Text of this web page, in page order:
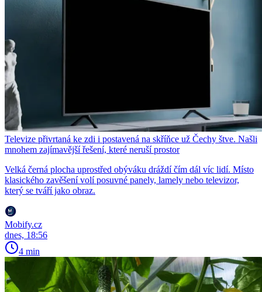
Televize přivrtaná ke zdi i postavená na skříňce už Čechy štve. Našli
mnohem zajímavější řešení, které neruší prostor
Velká černá plocha uprostřed obýváku dráždí čím dál víc lidí. Místo
klasického zavěšení volí posuvné panely, lamely nebo televizor,
který se tváří jako obraz.
Mobify.cz
dnes, 18:56
4 min